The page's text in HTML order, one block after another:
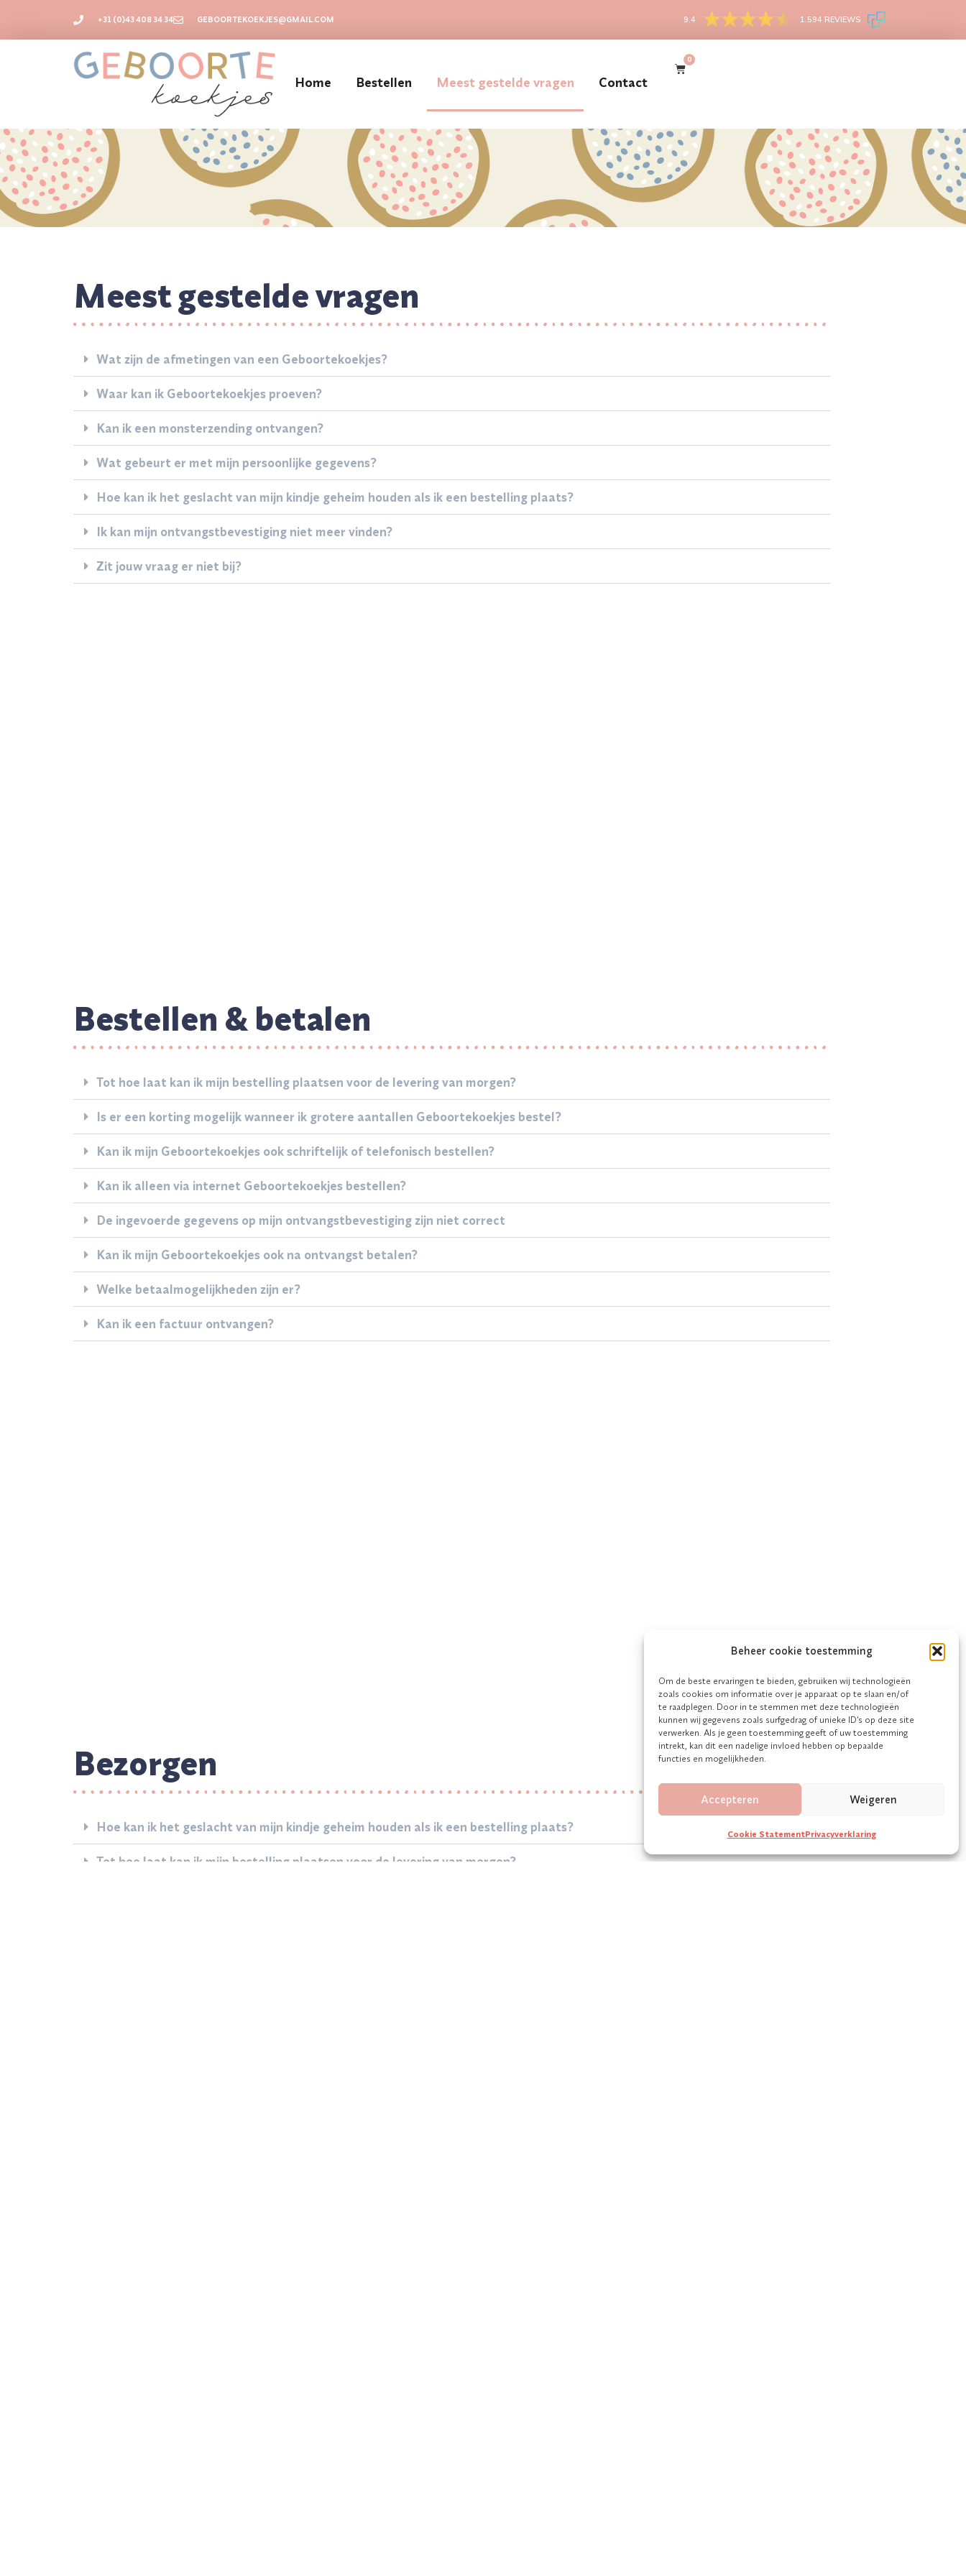
Beheer cookie toestemming
Om de beste ervaringen te bieden, gebruiken wij technologieën
zoals cookies om informatie over je apparaat op te slaan en/of
te raadplegen. Door in te stemmen met deze technologieën
kunnen wij gegevens zoals surfgedrag of unieke ID's op deze site
verwerken. Als je geen toestemming geeft of uw toestemming
intrekt, kan dit een nadelige invloed hebben op bepaalde
functies en mogelijkheden.
Accepteren Weigeren
Cookie StatementPrivacyverklaring
+31 (0)43 408 34 34 GEBOORTEKOEKJES@GMAIL.COM 9.4 1.594 REVIEWS
Home Bestellen Meest gestelde vragen Contact
0
Meest gestelde vragen
Wat zijn de afmetingen van een Geboortekoekjes?
Waar kan ik Geboortekoekjes proeven?
Kan ik een monsterzending ontvangen?
Wat gebeurt er met mijn persoonlijke gegevens?
Hoe kan ik het geslacht van mijn kindje geheim houden als ik een bestelling plaats?
Ik kan mijn ontvangstbevestiging niet meer vinden?
Zit jouw vraag er niet bij?
Bestellen & betalen
Tot hoe laat kan ik mijn bestelling plaatsen voor de levering van morgen?
Is er een korting mogelijk wanneer ik grotere aantallen Geboortekoekjes bestel?
Kan ik mijn Geboortekoekjes ook schriftelijk of telefonisch bestellen?
Kan ik alleen via internet Geboortekoekjes bestellen?
De ingevoerde gegevens op mijn ontvangstbevestiging zijn niet correct
Kan ik mijn Geboortekoekjes ook na ontvangst betalen?
Welke betaalmogelijkheden zijn er?
Kan ik een factuur ontvangen?
Bezorgen
Hoe kan ik het geslacht van mijn kindje geheim houden als ik een bestelling plaats?
Tot hoe laat kan ik mijn bestelling plaatsen voor de levering van morgen?